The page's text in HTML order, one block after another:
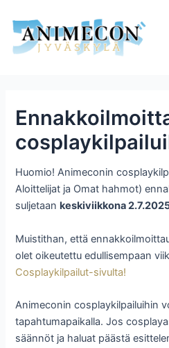
content
Huomio! Animeconin
Aloittelijat ja Omat hahmot)
suljetaan keskiviikkona
Muistithan, että
olet oikeutettu edullisempaan
Cosplaykilpailut-sivulta!
Animeconin cosplaykilpailuihin
tapahtumapaikalla. Jos
säännöt ja haluat päästä